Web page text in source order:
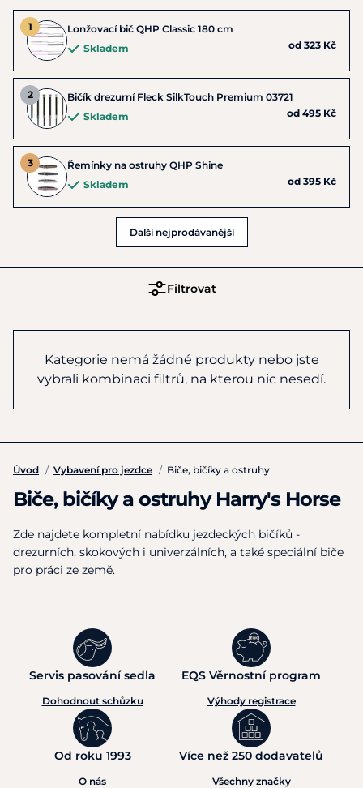
Lonžovací bič QHP Classic 180 cm
Skladem
od 323 Kč
Bičík drezurní Fleck SilkTouch Premium 03721
Skladem
od 495 Kč
Řemínky na ostruhy QHP Shine
Skladem
od 395 Kč
Další nejprodávanější
Filtrovat
Kategorie nemá žádné produkty nebo jste
vybrali kombinaci filtrů, na kterou nic nesedí.
Úvod / Vybavení pro jezdce / Biče, bičíky a ostruhy
Biče, bičíky a ostruhy Harry's Horse
Zde najdete kompletní nabídku jezdeckých bičíků -
drezurních, skokových i univerzálních, a také speciální biče
pro práci ze země.
Servis pasování sedla
Dohodnout schůzku
EQS Věrnostní program
Výhody registrace
Od roku 1993
O nás
Více než 250 dodavatelů
Všechny značky